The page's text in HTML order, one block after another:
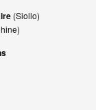
(Siollo)